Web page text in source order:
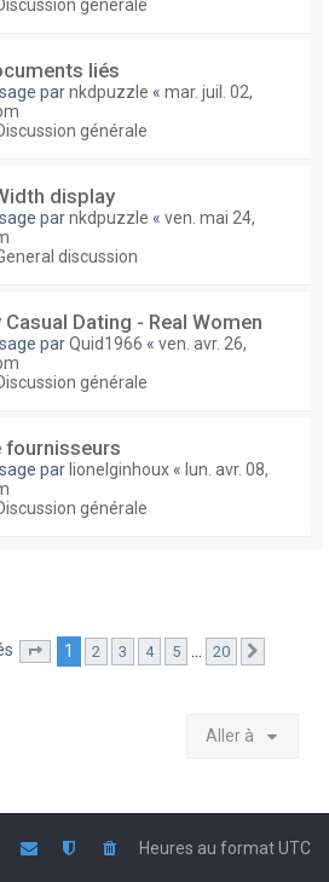
générale
liés
parnkdpuzzle « mar. juil. 02,
générale
display
parnkdpuzzle « ven. mai 24,
discussion
Сasual Dating - Real Women
parQuid1966 « ven. avr. 26,
générale
fournisseurs
par lionelginhoux « lun. avr. 08,
générale
Page sur20
1 2 3 4 5 … 20
Aller à
Heures au formatUTC